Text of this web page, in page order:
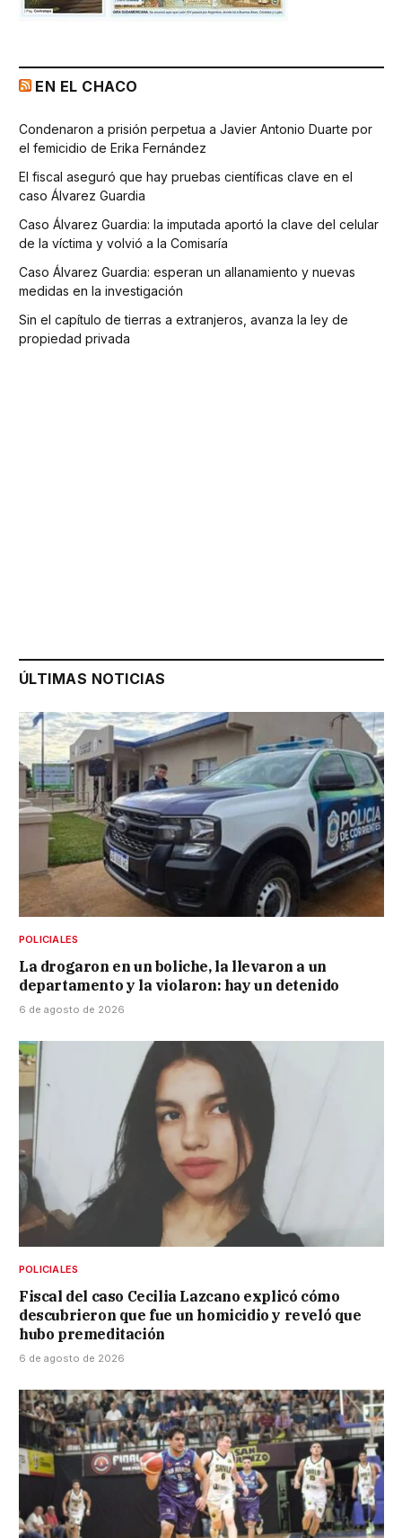
EN EL CHACO
Condenaron a prisión perpetua a Javier Antonio Duarte por
el femicidio de Erika Fernández
El fiscal aseguró que hay pruebas científicas clave en el
caso Álvarez Guardia
Caso Álvarez Guardia: la imputada aportó la clave del celular
de la víctima y volvió a la Comisaría
Caso Álvarez Guardia: esperan un allanamiento y nuevas
medidas en la investigación
Sin el capítulo de tierras a extranjeros, avanza la ley de
propiedad privada
ÚLTIMAS NOTICIAS
POLICIALES
La drogaron en un boliche, la llevaron a un
departamento y la violaron: hay un detenido
6 de agosto de 2026
POLICIALES
Fiscal del caso Cecilia Lazcano explicó cómo
descubrieron que fue un homicidio y reveló que
hubo premeditación
6 de agosto de 2026